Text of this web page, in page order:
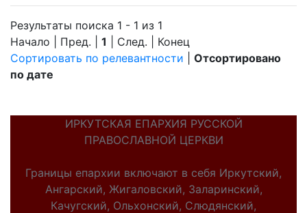
Результаты поиска 1 - 1 из 1
Начало | Пред. | 1 | След. | Конец
Сортировать по релевантности
Отсортировано
по дате
ИРКУТСКАЯ ЕПАРХИЯ РУССКОЙ
ПРАВОСЛАВНОЙ ЦЕРКВИ
Границы епархии включают в себя Иркутский,
Ангарский, Жигаловский, Заларинский,
Качугский, Ольхонский, Слюдянский,